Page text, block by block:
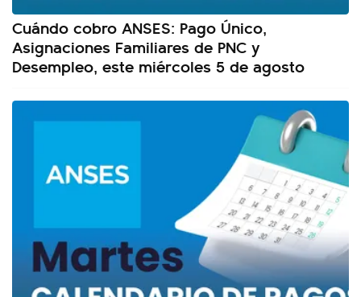
Cuándo cobro ANSES: Pago Único,
Asignaciones Familiares de PNC y
Desempleo, este miércoles 5 de agosto